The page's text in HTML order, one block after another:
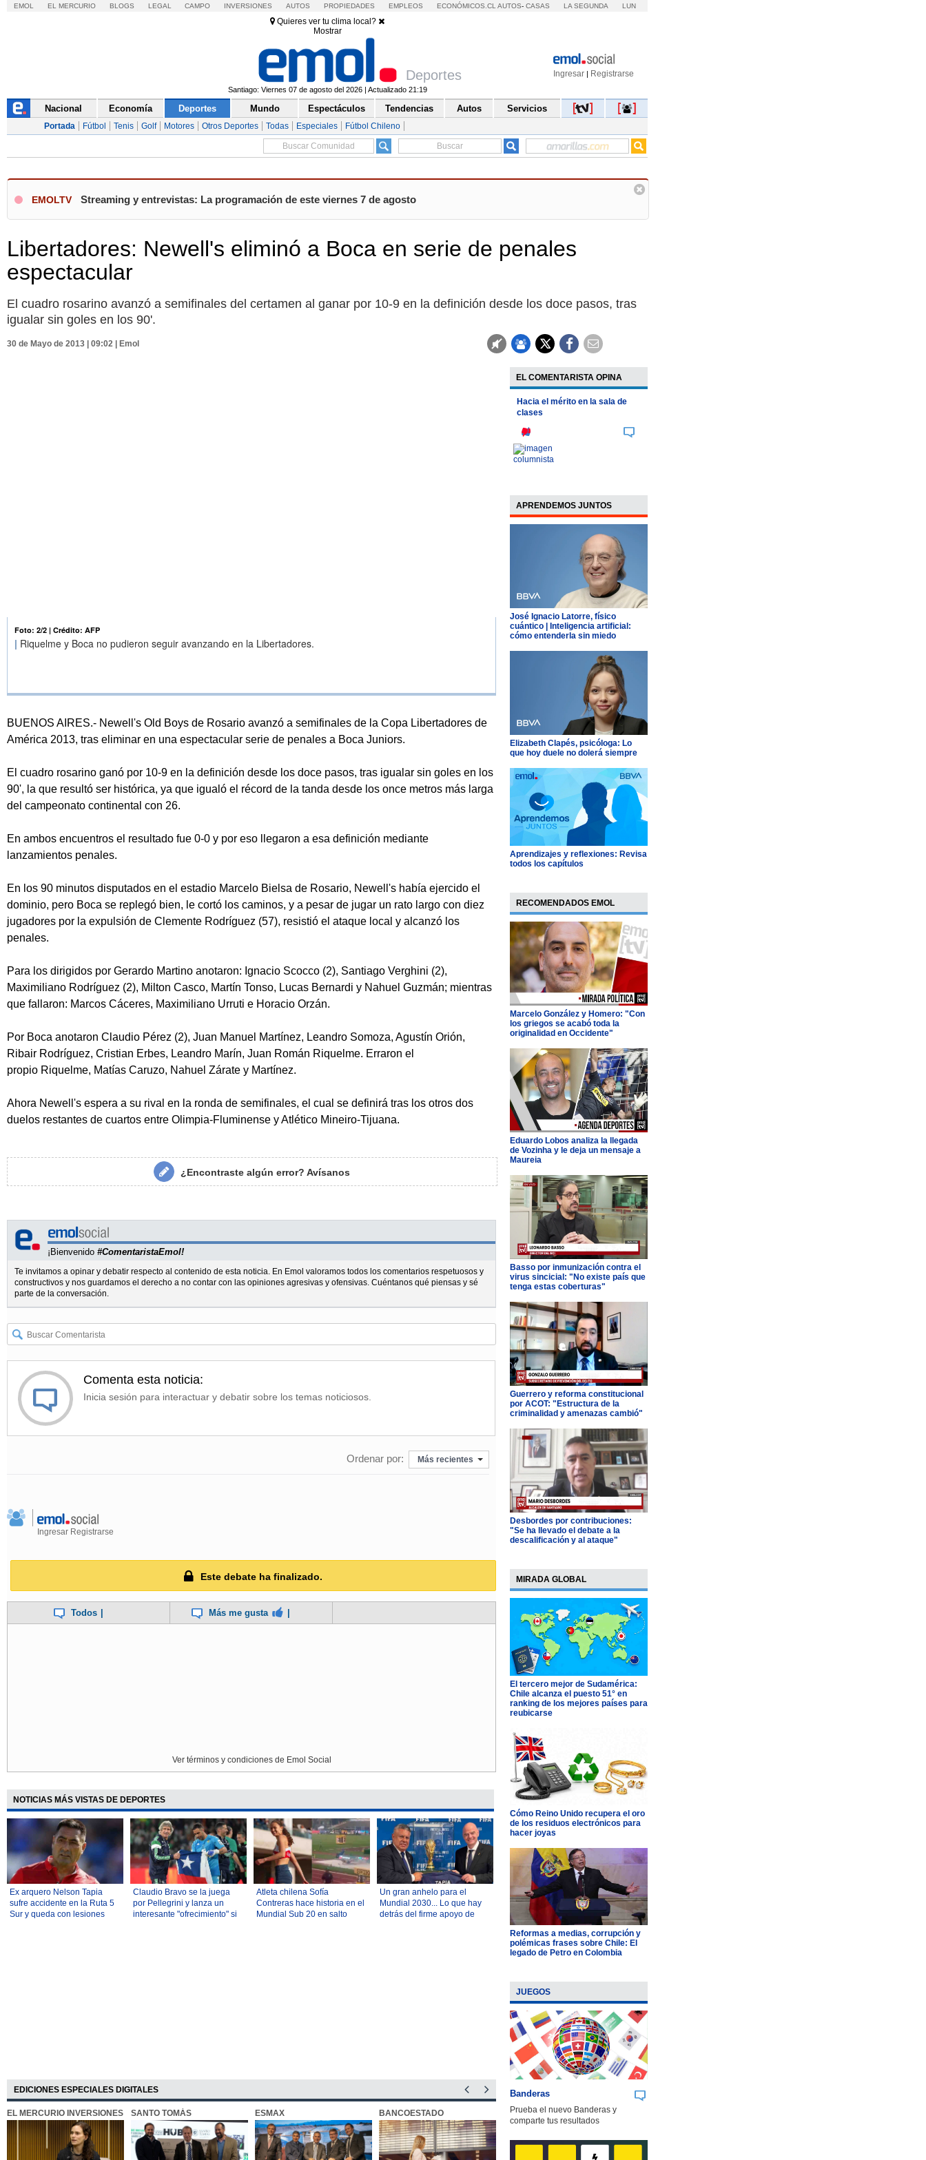
EMOL EL MERCURIO BLOGS LEGAL CAMPO INVERSIONES AUTOS PROPIEDADES EMPLEOS ECONÓMICOS.CL AUTOS- CASAS LA SEGUNDA LUN
Quieres ver tu clima local?
Mostrar
Ingresar | Registrarse
Deportes
Santiago: Viernes 07 de agosto del 2026 | Actualizado 21:19
Nacional Economía Deportes Mundo Espectáculos Tendencias Autos Servicios
Portada Fútbol Tenis Golf Motores Otros Deportes Todas Especiales Fútbol Chileno
EMOLTV Streaming y entrevistas: La programación de este viernes 7 de agosto
Libertadores: Newell's eliminó a Boca en serie de penales
espectacular
El cuadro rosarino avanzó a semifinales del certamen al ganar por 10-9 en la definición desde los doce pasos, tras
igualar sin goles en los 90'.
30 de Mayo de 2013 | 09:02 | Emol
Foto: 2/2 | Crédito: AFP
| Riquelme y Boca no pudieron seguir avanzando en la Libertadores.
BUENOS AIRES.- Newell's Old Boys de Rosario avanzó a semifinales de la Copa Libertadores de
América 2013, tras eliminar en una espectacular serie de penales a Boca Juniors.
El cuadro rosarino ganó por 10-9 en la definición desde los doce pasos, tras igualar sin goles en los
90', la que resultó ser histórica, ya que igualó el récord de la tanda desde los once metros más larga
del campeonato continental con 26.
En ambos encuentros el resultado fue 0-0 y por eso llegaron a esa definición mediante
lanzamientos penales.
En los 90 minutos disputados en el estadio Marcelo Bielsa de Rosario, Newell's había ejercido el
dominio, pero Boca se replegó bien, le cortó los caminos, y a pesar de jugar un rato largo con diez
jugadores por la expulsión de Clemente Rodríguez (57), resistió el ataque local y alcanzó los
penales.
Para los dirigidos por Gerardo Martino anotaron: Ignacio Scocco (2), Santiago Verghini (2),
Maximiliano Rodríguez (2), Milton Casco, Martín Tonso, Lucas Bernardi y Nahuel Guzmán; mientras
que fallaron: Marcos Cáceres, Maximiliano Urruti e Horacio Orzán.
Por Boca anotaron Claudio Pérez (2), Juan Manuel Martínez, Leandro Somoza, Agustín Orión,
Ribair Rodríguez, Cristian Erbes, Leandro Marín, Juan Román Riquelme. Erraron el
propio Riquelme, Matías Caruzo, Nahuel Zárate y Martínez.
Ahora Newell's espera a su rival en la ronda de semifinales, el cual se definirá tras los otros dos
duelos restantes de cuartos entre Olimpia-Fluminense y Atlético Mineiro-Tijuana.
¿Encontraste algún error?Avísanos
¡Bienvenido #ComentaristaEmol!
Te invitamos a opinar y debatir respecto al contenido de esta noticia. En Emol valoramos todos los comentarios respetuosos y
constructivos y nos guardamos el derecho a no contar con las opiniones agresivas y ofensivas. Cuéntanos qué piensas y sé
parte de la conversación.
Comenta esta noticia:
Inicia sesión para interactuar y debatir sobre los temas noticiosos.
Ordenar por: Más recientes
Ingresar Registrarse
Este debate ha finalizado.
Todos Más me gusta
Ver términos y condiciones de Emol Social
NOTICIAS MÁS VISTAS DE DEPORTES
Ex arquero Nelson Tapia
sufre accidente en la Ruta 5
Sur y queda con lesiones
Claudio Bravo se la juega
por Pellegrini y lanza un
interesante "ofrecimiento" si
Atleta chilena Sofía
Contreras hace historia en el
Mundial Sub 20 en salto
Un gran anhelo para el
Mundial 2030... Lo que hay
detrás del firme apoyo de
EDICIONES ESPECIALES DIGITALES
EL MERCURIO INVERSIONES SANTO TOMÁS ESMAX BANCOESTADO OTIC CCHC
EL COMENTARISTA OPINA
Hacia el mérito en la sala de
clases
APRENDEMOS JUNTOS
José Ignacio Latorre, físico
cuántico | Inteligencia artificial:
cómo entenderla sin miedo
Elizabeth Clapés, psicóloga: Lo
que hoy duele no dolerá siempre
Aprendizajes y reflexiones: Revisa
todos los capítulos
RECOMENDADOS EMOL
Marcelo González y Homero: "Con
los griegos se acabó toda la
originalidad en Occidente"
Eduardo Lobos analiza la llegada
de Vozinha y le deja un mensaje a
Maureia
Basso por inmunización contra el
virus sincicial: "No existe país que
tenga estas coberturas"
Guerrero y reforma constitucional
por ACOT: "Estructura de la
criminalidad y amenazas cambió"
Desbordes por contribuciones:
"Se ha llevado el debate a la
descalificación y al ataque"
MIRADA GLOBAL
El tercero mejor de Sudamérica:
Chile alcanza el puesto 51° en
ranking de los mejores países para
reubicarse
Cómo Reino Unido recupera el oro
de los residuos electrónicos para
hacer joyas
Reformas a medias, corrupción y
polémicas frases sobre Chile: El
legado de Petro en Colombia
JUEGOS
Banderas
Prueba el nuevo Banderas y
comparte tus resultados